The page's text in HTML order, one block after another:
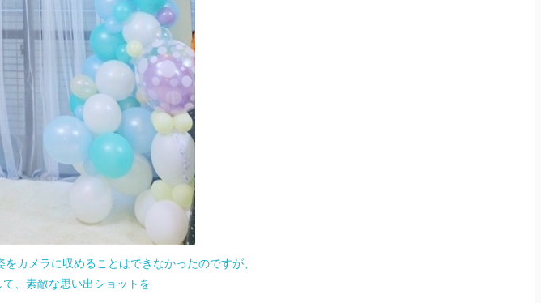
カメラに収めることはできなかったのですが、
、素敵な思い出ショットを